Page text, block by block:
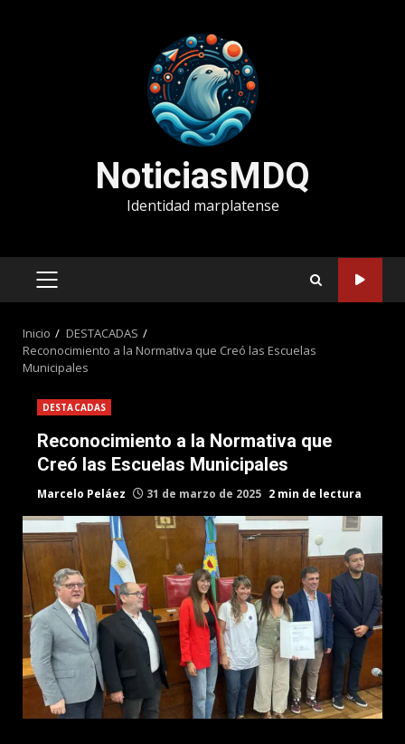
NoticiasMDQ
Identidad marplatense
MENÚ
Inicio
DESTACADAS
Reconocimiento a la Normativa que Creó las Escuelas
Municipales
DESTACADAS
Reconocimiento a la Normativa que
Creó las Escuelas Municipales
Marcelo Peláez 31 de marzo de 2025 2 min de lectura